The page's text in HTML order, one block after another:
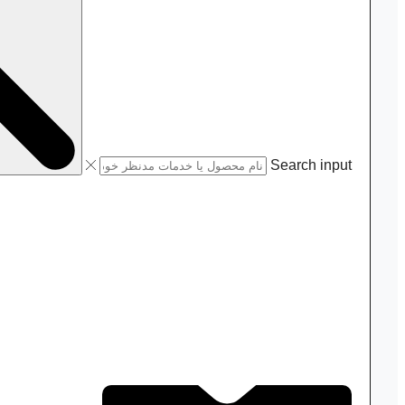
Search input